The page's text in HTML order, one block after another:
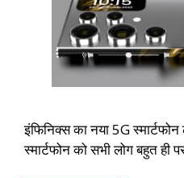
इंफिनिक्स का नया 5G स्मार्टफोन
स्मार्टफोन को सभी लोग बहुत ही